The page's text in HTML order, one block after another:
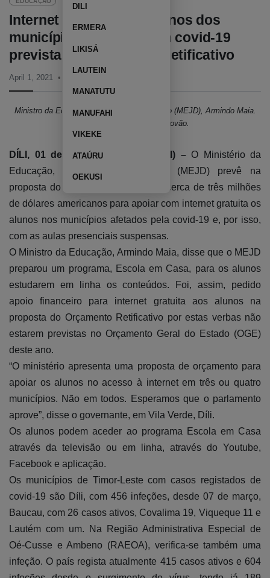
DILI
ERMERA
LIKISÁ
LAUTEIN
MANATUTU
MANUFAHI
VIKEKE
ATAÚRU
OEKUSI
Internet gratuita para alunos dos
municípios afetados com covid-19
prevista no Orçamento Retificativo
April 1, 2021
Ministro da Educação, Juventude e Desporto (MEJD), Armindo Maia.
Imagem Tatoli/Egas Cristovão.
DÍLI, 01 de abril de 2021 (TATOLI) –O Ministério da
Educação, Juventude e Desporto (MEJD) prevê na
proposta do Orçamento Retificativo cerca de três milhões
de dólares americanos para apoiar com internet gratuita os
alunos nos municípios afetados pela covid-19 e, por isso,
com as aulas presenciais suspensas.
O Ministro da Educação, Armindo Maia, disse que o MEJD
preparou um programa, Escola em Casa, para os alunos
estudarem em linha os conteúdos. Foi, assim, pedido
apoio financeiro para internet gratuita aos alunos na
proposta do Orçamento Retificativo por estas verbas não
estarem previstas no Orçamento Geral do Estado (OGE)
deste ano.
“O ministério apresenta uma proposta de orçamento para
apoiar os alunos no acesso à internet em três ou quatro
municípios. Não em todos. Esperamos que o parlamento
aprove”, disse o governante, em Vila Verde, Díli.
Os alunos podem aceder ao programa Escola em Casa
através da televisão ou em linha, através do Youtube,
Facebook e aplicação.
Os municípios de Timor-Leste com casos registados de
covid-19 são Díli, com 456 infeções, desde 07 de março,
Baucau, com 26 casos ativos, Covalima 19, Viqueque 11 e
Lautém com um. Na Região Administrativa Especial de
Oé-Cusse e Ambeno (RAEOA), verifica-se também uma
infeção. O país regista atualmente 415 casos ativos e 604